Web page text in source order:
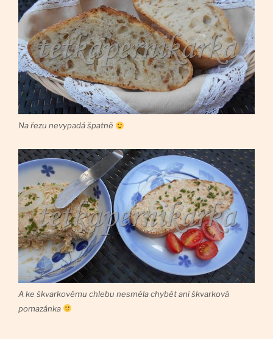
Na řezu nevypadá špatně
A ke škvarkovému chlebu nesměla chybět ani škvarková
pomazánka